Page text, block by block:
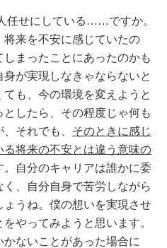
任せにしている……ですか。
来を不安に感じていたの
まったことにあったのかも
が実現しなきゃならないと
も、今の環境を変えようと
したら、その程度じゃ何も
それでも、 そのときに感じ
将来の不安とは違う意味の
。自分のキャリアは誰かに委
、自分自身で苦労しながら
うね。僕の想いを実現させ
やってみようと思います。
ないことがあった場合に